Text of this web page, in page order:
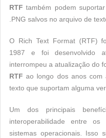
RTF também podem
.PNG salvos no arquivo de
O Rich Text Format (RTF)
1987 e foi desenvolvido
interrompeu a atualização do
RTF ao longo dos anos com
texto que suportam alguma
Um dos principais
interoperabilidade entre
sistemas operacionais. Isso